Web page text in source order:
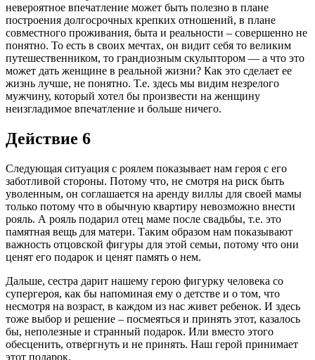
невероятное впечатление может быть полезно в плане
построения долгосрочных крепких отношений, в плане
совместного проживания, быта и реальности – совершенно не
понятно. То есть в своих мечтах, он видит себя то великим
путешественником, то грандиозным скульптором — а что это
может дать женщине в реальной жизни? Как это сделает ее
жизнь лучше, не понятно. Т.е. здесь мы видим незрелого
мужчину, который хотел бы произвести на женщину
неизгладимое впечатление и больше ничего.
Действие 6
Следующая ситуация с роялем показывает нам героя с его
заботливой стороны. Потому что, не смотря на риск быть
уволенным, он соглашается на аренду виллы для своей мамы
только потому что в обычную квартиру невозможно внести
рояль. А рояль подарил отец маме после свадьбы, т.е. это
памятная вещь для матери. Таким образом нам показывают
важность отцовской фигуры для этой семьи, потому что они
ценят его подарок и ценят память о нем.
Дальше, сестра дарит нашему герою фигурку человека со
супергероя, как бы напоминая ему о детстве и о том, что
несмотря на возраст, в каждом из нас живет ребенок. И здесь
тоже выбор и решение – посмеяться и принять этот, казалось
бы, неполезные и странный подарок. Или вместо этого
обесценить, отвергнуть и не принять. Наш герой принимает
этот подарок.